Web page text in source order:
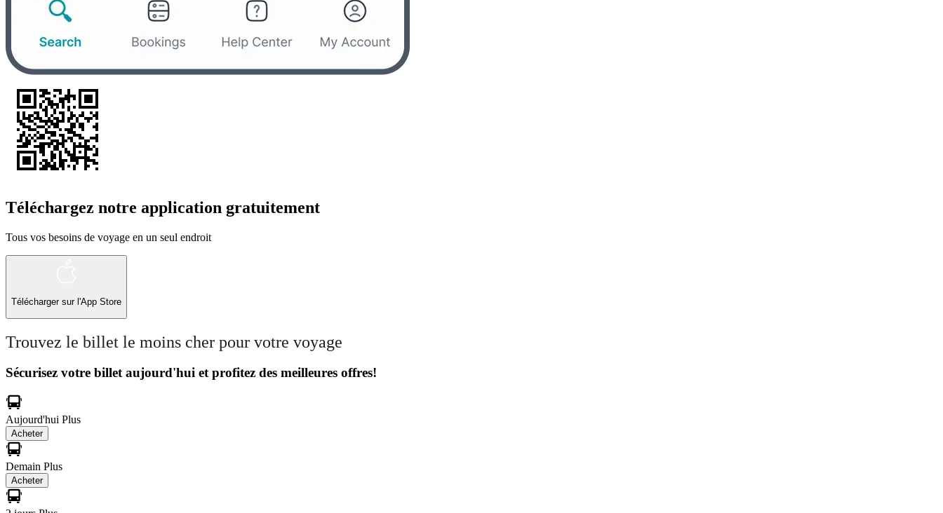
Téléchargez notre application gratuitement
Tous vos besoins de voyage en un seul endroit
Télécharger sur l'App Store
Trouvez le billet le moins cher pour votre voyage
Sécurisez votre billet aujourd'hui et profitez des meilleures offres!
Aujourd'hui Plus
Acheter
Demain Plus
Acheter